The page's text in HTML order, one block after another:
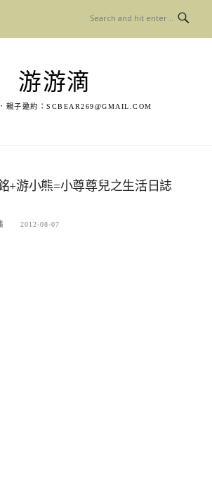
游游滴
親子邀約： SCBEAR269@GMAIL.COM
+游小熊=小尊尊兒之生活日誌
2012-08-07